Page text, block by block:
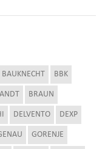
BAUKNECHT BBK
BRAUN
DELVENTO DEXP
GORENJE